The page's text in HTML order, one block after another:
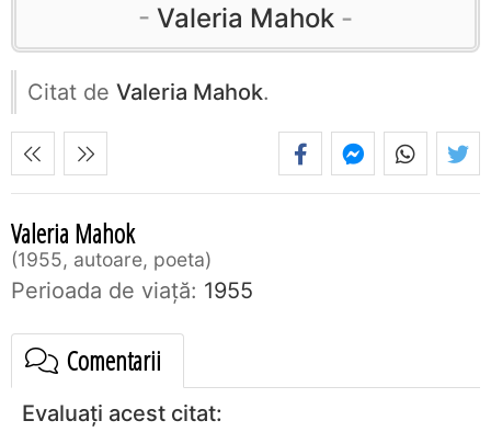
Valeria Mahok
Citat de Valeria Mahok.
Valeria Mahok
1955, autoare, poeta
Perioada de viaţă: 1955
Comentarii
Evaluați acest citat: